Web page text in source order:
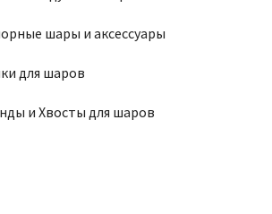
шары и аксессуары
для шаров
и Хвосты для шаров